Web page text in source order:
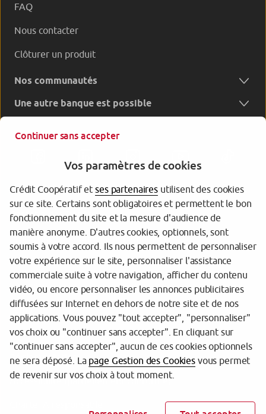
FAQ
Nous contacter
Clôturer un produit
Nos communautés
Une autre banque est possible
Garantie des Dépôts
Protection des données personnelles
Gestion des cookies
Sécurité
Tarifs
Mentions légales
Réglementation
Accessibilité (partiellement conforme)
Continuer sans accepter
Vos paramètres de cookies
Crédit Coopératif etses partenairesutilisent des cookies
sur ce site. Certains sont obligatoires et permettent le bon
fonctionnement du site et la mesure d'audience de
manière anonyme. D'autres cookies, optionnels, sont
soumis à votre accord. Ils nous permettent de personnaliser
votre expérience sur le site, personnaliser l'assistance
commerciale suite à votre navigation, afficher du contenu
vidéo, ou encore personnaliser les annonces publicitaires
diffusées sur Internet en dehors de notre site et de nos
applications. Vous pouvez "tout accepter", "personnaliser"
vos choix ou "continuer sans accepter". En cliquant sur
"continuer sans accepter", aucun de ces cookies optionnels
ne sera déposé. La page Gestion des Cookiesvous permet
de revenir sur vos choix à tout moment.